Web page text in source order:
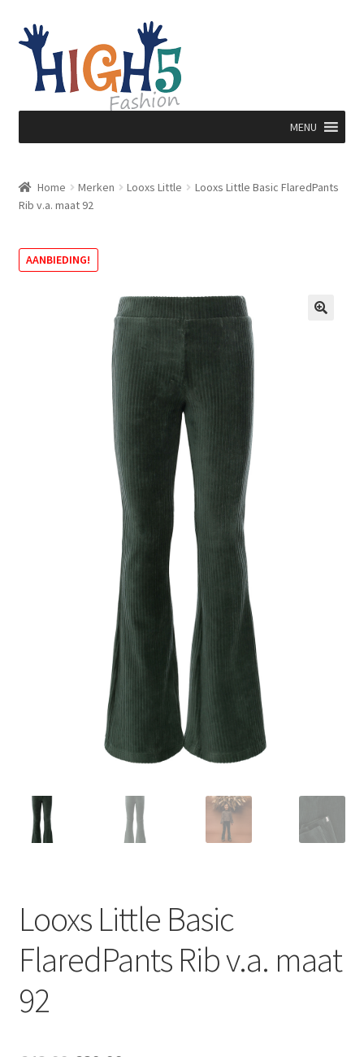
Ga
door
naar
navigatie
Ga
direct
naar
inhoud
MENU
Home Merken Looxs Little
Looxs Little Basic FlaredPants
Rib v.a. maat 92
AANBIEDING!
Looxs Little Basic
FlaredPants Rib v.a. maat
92